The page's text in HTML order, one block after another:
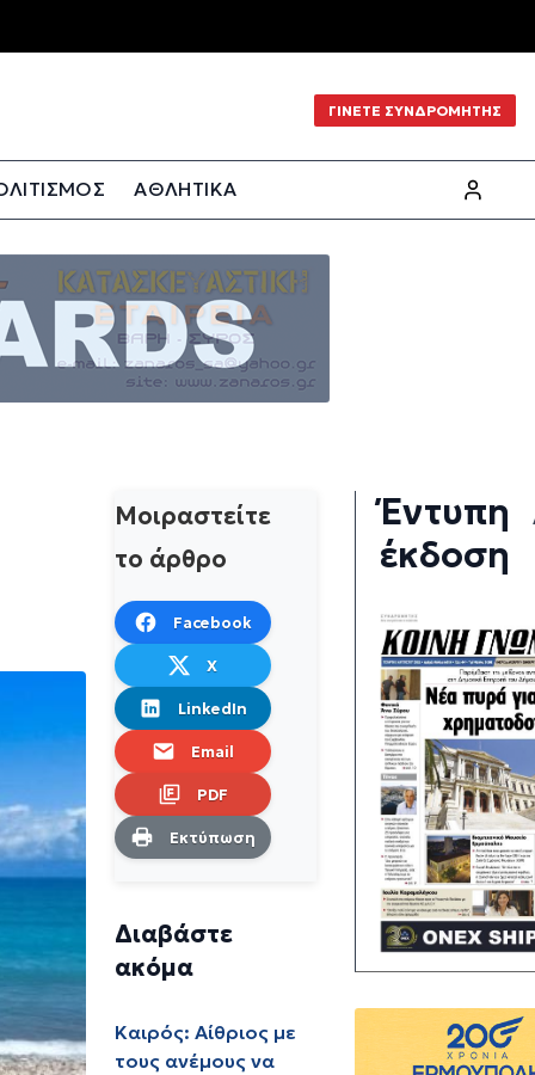
ΓΙΝΕΤΕ ΣΥΝΔΡΟΜΗΤΗΣ
ΑΘΛΗΤΙΚΑ
Μοιραστείτε
το άρθρο
Facebook
X
LinkedIn
Email
PDF
Εκτύπωση
Διαβάστε
ακόμα
Καιρός: Αίθριος με
τους ανέμους να
Έντυπη
έκδοση